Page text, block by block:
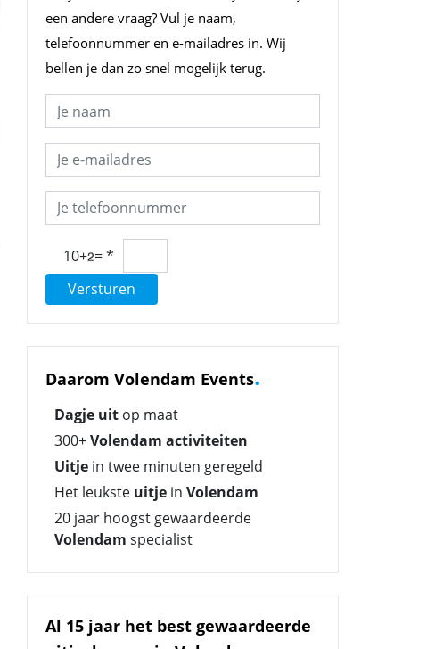
een andere vraag? Vul je naam,
telefoonnummer en e-mailadres in. Wij
bellen je dan zo snel mogelijk terug.
10+ =*
Versturen
Daarom Volendam Events.
Dagje uit op maat
300+Volendam activiteiten
Uitje in twee minuten geregeld
Het leukste uitje in Volendam
20 jaar hoogst gewaardeerde
Volendam specialist
Al 15 jaar het best gewaardeerde